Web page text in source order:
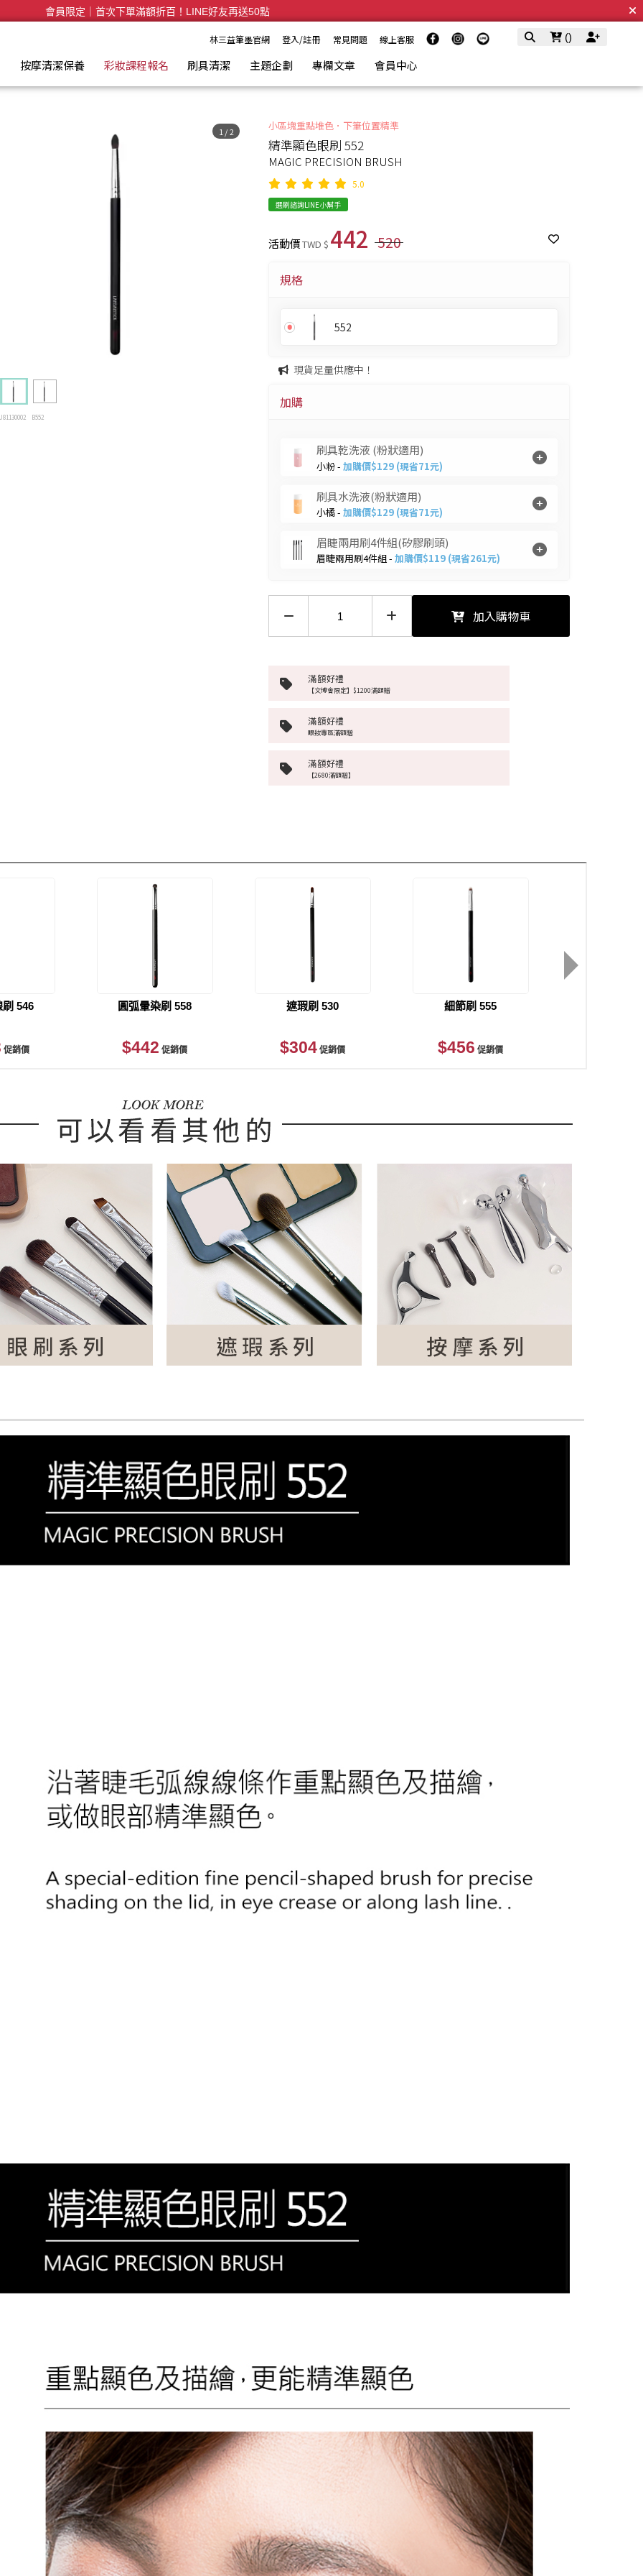
會員限定｜首次下單滿額折百！LINE好友再送50點
全台滿千免運🛒訂單付款後3~5日內出貨林三益筆墨官網 登入/註冊 常見問題 線上客服 ()
按摩清潔保養 彩妝課程報名 刷具清潔 主題企劃 專欄文章 會員中心
1 /2
B552
小區塊重點堆色．下筆位置精準
精準顯色眼刷 552
MAGIC PRECISION BRUSH
5.0
選刷諮詢LINE小幫手
活動價TWD $ 442 520
規格
552
現貨足量供應中！
加購
刷具乾洗液 (粉狀適用)
小粉 -加購價$129 (現省71元)
刷具水洗液(粉狀適用)
小橘 -加購價$129 (現省71元)
眉睫兩用刷4件組(矽膠刷頭)
眉睫兩用刷4件組 -加購價$119 (現省261元)
加入購物車
滿額好禮
【文博會限定】$1200滿額贈
滿額好禮
眼妝專區滿額贈
滿額好禮
【2680滿額贈】
加入購物車 確定並返回
546
促銷價
圓弧暈染刷 558
$442 促銷價
遮瑕刷 530
$304 促銷價
細節刷 555
$456 促銷價